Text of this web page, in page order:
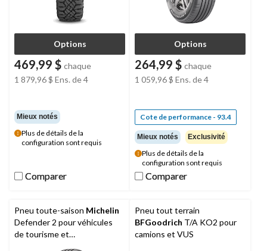
Options
469,99 $ chaque
1 879,96 $ Ens. de 4
Mieux notés
Plus de détails de la
configuration sont requis
Comparer
Comparer
Options
264,99 $ chaque
1 059,96 $ Ens. de 4
Cote de performance - 93.4
Mieux notés Exclusivité
Plus de détails de la
configuration sont requis
Comparer
Comparer
Pneu toute-saison Michelin
Defender 2 pour véhicules
de tourisme et
Pneu tout terrain
BFGoodrich T/A KO2 pour
camions et VUS